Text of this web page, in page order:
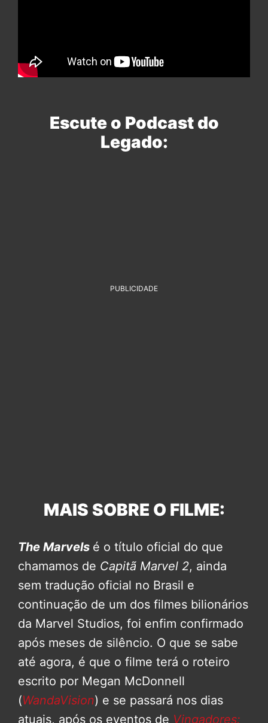
Escute o Podcast do
Legado:
PUBLICIDADE
MAIS SOBRE O FILME:
The Marvels é o título oficial do que
chamamos de Capitã Marvel 2, ainda
sem tradução oficial no Brasil e
continuação de um dos filmes bilionários
da Marvel Studios, foi enfim confirmado
após meses de silêncio. O que se sabe
até agora, é que o filme terá o roteiro
escrito por Megan McDonnell
(WandaVision) e se passará nos dias
atuais, após os eventos de Vingadores: